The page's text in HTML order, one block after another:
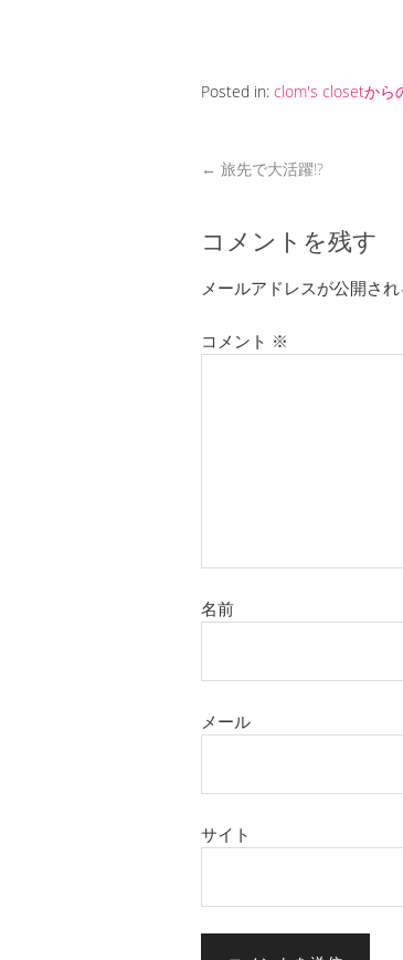
Posted in: clom's closetから
← 旅先で大活躍!?
コメントを残す
メールアドレスが公開され
コメント ※
名前
メール
サイト